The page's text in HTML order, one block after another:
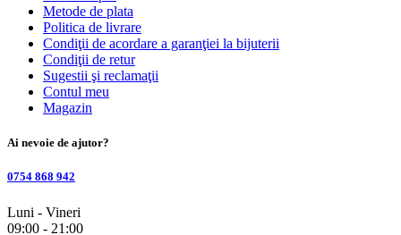
Metode de plata
Politica de livrare
Condiţii de acordare a garanţiei la bijuterii
Condiţii de retur
Sugestii şi reclamaţii
Contul meu
Magazin
Ai nevoie de ajutor?
0754 868 942
Luni - Vineri
09:00 - 21:00